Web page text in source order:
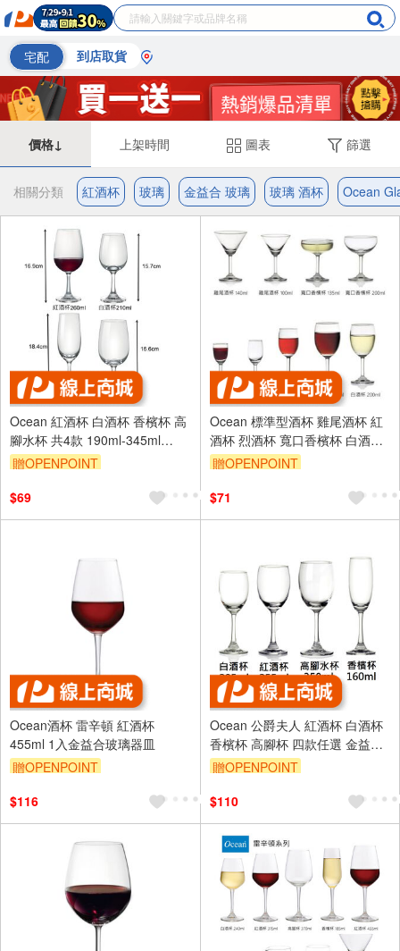
宅配 到店取貨
價格↓ 上架時間 圖表 篩選
相關分類 紅酒杯 玻璃 金益合 玻璃 玻璃 酒杯 Ocean
Ocean 紅酒杯 白酒杯 香檳杯 高
腳水杯 共4款 190ml-345ml
Society系列 金益合玻璃器皿
贈OPENPOINT
$69
Ocean 標準型酒杯 雞尾酒杯 紅
酒杯 烈酒杯 寬口香檳杯 白酒杯
九款任選 金益合玻璃器皿
贈OPENPOINT
$71
Ocean酒杯 雷辛頓 紅酒杯
455ml 1入金益合玻璃器皿
贈OPENPOINT
$116
Ocean 公爵夫人 紅酒杯 白酒杯
香檳杯 高腳杯 四款任選 金益合
玻璃器皿
贈OPENPOINT
$110